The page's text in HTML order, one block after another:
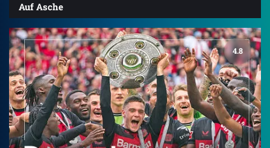
Auf Asche
4.8